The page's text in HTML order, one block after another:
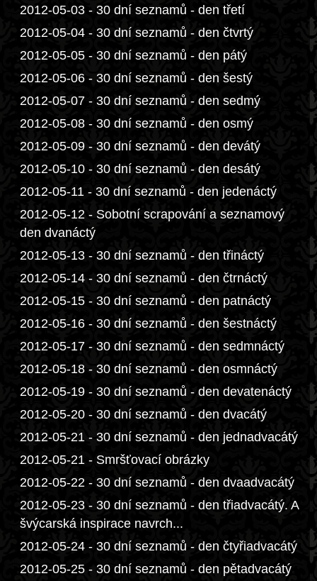
2012-05-03 - 30 dní seznamů - den třetí
2012-05-04 - 30 dní seznamů - den čtvrtý
2012-05-05 - 30 dní seznamů - den pátý
2012-05-06 - 30 dní seznamů - den šestý
2012-05-07 - 30 dní seznamů - den sedmý
2012-05-08 - 30 dní seznamů - den osmý
2012-05-09 - 30 dní seznamů - den devátý
2012-05-10 - 30 dní seznamů - den desátý
2012-05-11 - 30 dní seznamů - den jedenáctý
2012-05-12 - Sobotní scrapování a seznamový
den dvanáctý
2012-05-13 - 30 dní seznamů - den třináctý
2012-05-14 - 30 dní seznamů - den čtrnáctý
2012-05-15 - 30 dní seznamů - den patnáctý
2012-05-16 - 30 dní seznamů - den šestnáctý
2012-05-17 - 30 dní seznamů - den sedmnáctý
2012-05-18 - 30 dní seznamů - den osmnáctý
2012-05-19 - 30 dní seznamů - den devatenáctý
2012-05-20 - 30 dní seznamů - den dvacátý
2012-05-21 - 30 dní seznamů - den jednadvacátý
2012-05-21 - Smršťovací obrázky
2012-05-22 - 30 dní seznamů - den dvaadvacátý
2012-05-23 - 30 dní seznamů - den třiadvacátý. A
švýcarská inspirace navrch...
2012-05-24 - 30 dní seznamů - den čtyřiadvacátý
2012-05-25 - 30 dní seznamů - den pětadvacátý